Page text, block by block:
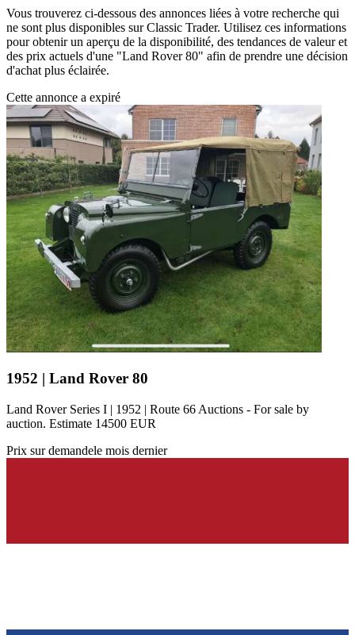
Vous trouverez ci-dessous des annonces liées à votre recherche qui
ne sont plus disponibles sur Classic Trader. Utilisez ces informations
pour obtenir un aperçu de la disponibilité, des tendances de valeur et
des prix actuels d'une "Land Rover 80" afin de prendre une décision
d'achat plus éclairée.
Cette annonce a expiré
1952 | Land Rover 80
Land Rover Series I | 1952 | Route 66 Auctions - For sale by
auction. Estimate 14500 EUR
Prix sur demandele mois dernier